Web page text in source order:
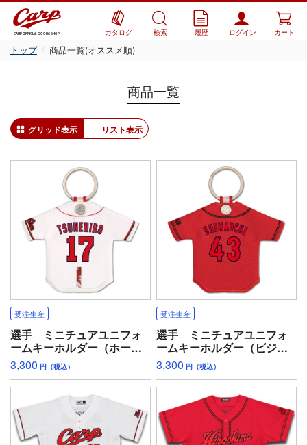
CARP OFFICIAL GOODS SHOP カタログ 検索 履歴 ログイン カート
トップ 商品一覧(オススメ順)
商品一覧
グリッド表示 リスト表示
受注生産
選手 ミニチュアユニフォ
ームキーホルダー（ホー
ム）
3,300 円（税込）
受注生産
選手 ミニチュアユニフォ
ームキーホルダー（ビジタ
ー）
3,300 円（税込）